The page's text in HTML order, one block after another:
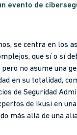
evento de
se centra en los
que sí o sí
no asume una
en su totalidad,
de Seguridad
de Ikusi en
más allá de una